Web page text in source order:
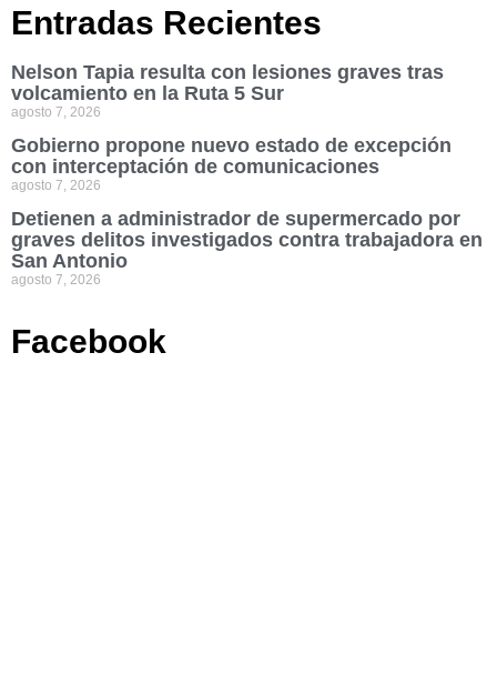
Entradas Recientes
Nelson Tapia resulta con lesiones graves tras
volcamiento en la Ruta 5 Sur
agosto 7, 2026
Gobierno propone nuevo estado de excepción
con interceptación de comunicaciones
agosto 7, 2026
Detienen a administrador de supermercado por
graves delitos investigados contra trabajadora en
San Antonio
agosto 7, 2026
Facebook